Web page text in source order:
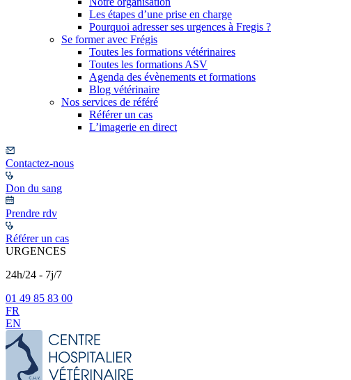
Les étapes d’une prise en charge
Pourquoi adresser ses urgences à Fregis ?
Se former avec Frégis
Toutes les formations vétérinaires
Toutes les formations ASV
Agenda des évènements et formations
Blog vétérinaire
Nos services de référé
Référer un cas
L’imagerie en direct
Contactez-nous
Don du sang
Prendre rdv
Référer un cas
URGENCES
24h/24 - 7j/7
01 49 85 83 00
FR
EN